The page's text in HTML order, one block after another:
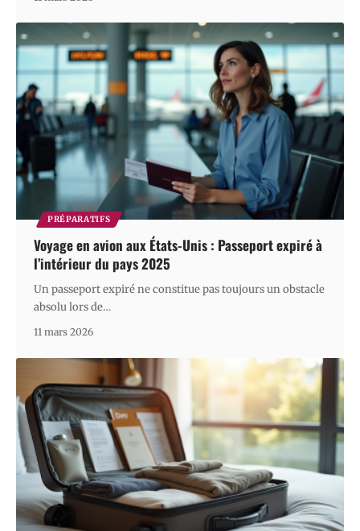
PRÉPARATIFS
Voyage en avion aux États-Unis : Passeport expiré à
l’intérieur du pays 2025
Un passeport expiré ne constitue pas toujours un obstacle
absolu lors de…
11 mars 2026